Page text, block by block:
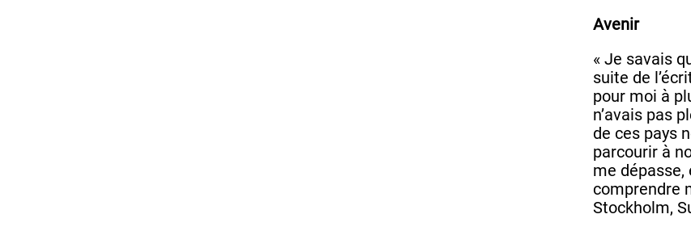
Avenir
« Je savais
suite de
pour moi à
n’avais pas
de ces pays
parcourir à
me dépasse,
comprendre
Stockholm,